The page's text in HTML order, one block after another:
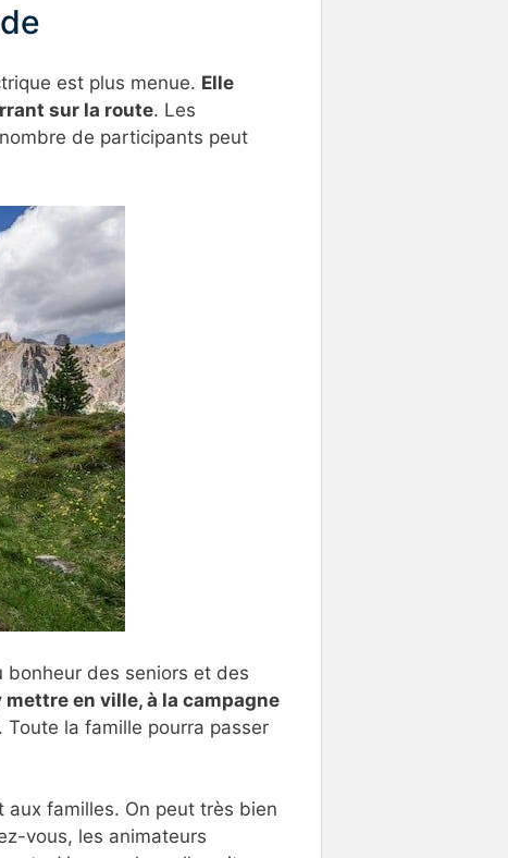
est plus menue. Elle
sur la route. Les
de participants peut
des seniors et des
mettre en ville, à la campagne
la famille pourra passer
aux familles. On peut très bien
vous, les animateurs